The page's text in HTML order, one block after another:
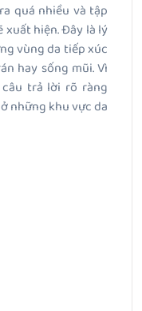
quá nhiều và tập
xuất hiện. Đây là lý
vùng da tiếp xúc
hay sống mũi. Vì
trả lời rõ ràng
những khu vực da